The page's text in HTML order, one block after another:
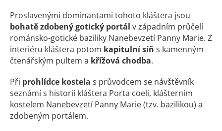
Proslavenými dominantami tohoto kláštera jsou
bohatě zdobený gotický portál v západním průčelí
románsko-gotické baziliky Nanebevzetí Panny Marie. Z
interiéru kláštera potom kapitulní síň s kamenným
čtenářským pultem a křížová chodba.
Při prohlídce kostela s průvodcem se návštěvník
seznámí s historií kláštera Porta coeli, klášterním
kostelem Nanebevzetí Panny Marie (tzv. bazilikou) a
zdobeným portálem.